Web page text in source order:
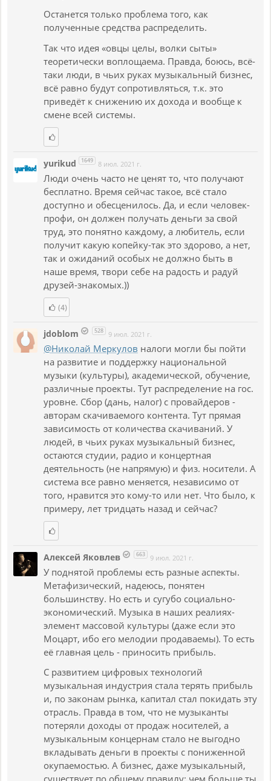
Останется только проблема того, как
полученные средства распределить.
Так что идея «овцы целы, волки сыты»
теоретически воплощаема. Правда, боюсь, всё-
таки люди, в чьих руках музыкальный бизнес,
всё равно будут сопротивляться, т.к. это
приведёт к снижению их дохода и вообще к
смене всей системы.
yurikud 1649 8 июл. 2021 г.
Люди очень часто не ценят то, что получают
бесплатно. Время сейчас такое, всё стало
доступно и обесценилось. Да, и если человек-
профи, он должен получать деньги за свой
труд, это понятно каждому, а любитель, если
получит какую копейку-так это здорово, а нет,
так и ожиданий особых не должно быть в
наше время, твори себе на радость и радуй
друзей-знакомых.))
(4)
jdoblom 528 9 июл. 2021 г.
@Николай Меркулов налоги могли бы пойти
на развитие и поддержку национальной
музыки (культуры), академической, обучение,
различные проекты. Тут распределение на гос.
уровне. Сбор (дань, налог) с провайдеров -
авторам скачиваемого контента. Тут прямая
зависимость от количества скачиваний. У
людей, в чьих руках музыкальный бизнес,
остаются студии, радио и концертная
деятельность (не напрямую) и физ. носители. А
система все равно меняется, независимо от
того, нравится это кому-то или нет. Что было, к
примеру, лет тридцать назад и сейчас?
Алексей Яковлев 663 9 июл. 2021 г.
У поднятой проблемы есть разные аспекты.
Метафизический, надеюсь, понятен
большинству. Но есть и сугубо социально-
экономический. Музыка в наших реалиях-
элемент массовой культуры (даже если это
Моцарт, ибо его мелодии продаваемы). То есть
её главная цель - приносить прибыль.
С развитием цифровых технологий
музыкальная индустрия стала терять прибыль
и, по законам рынка, капитал стал покидать эту
отрасль. Правда в том, что не музыканты
потеряли доходы от продаж носителей, а
музыкальным концернам стало не выгодно
вкладывать деньги в проекты с пониженной
окупаемостью. А бизнес, даже музыкальный,